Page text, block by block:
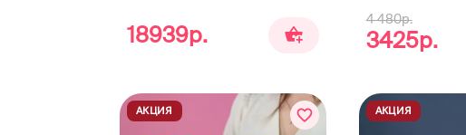
18939р.
4 480р.
3425р.
АКЦИЯ АКЦИЯ